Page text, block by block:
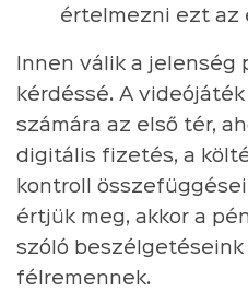
értelmezni ezt az
Innen válik a jelenség
kérdéssé. A
számára az első tér,
digitális fizetés, a
kontroll
értjük meg, akkor a
szóló beszélgetéseink
félremennek.